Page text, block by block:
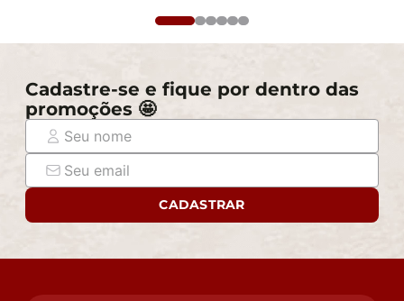
Cadastre-se e fique por dentro das
promoções 🤩
CADASTRAR